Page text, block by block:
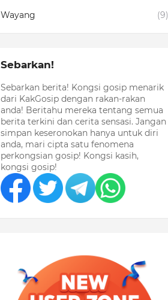
Wayang
(9)
Sebarkan!
Sebarkan berita! Kongsi gosip menarik
dari KakGosip dengan rakan-rakan
anda! Beritahu mereka tentang semua
berita terkini dan cerita sensasi. Jangan
simpan keseronokan hanya untuk diri
anda, mari cipta satu fenomena
perkongsian gosip! Kongsi kasih,
kongsi gosip!